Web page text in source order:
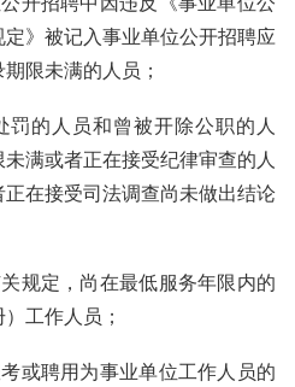
》被记入事业单位公开招聘应
限未满的人员；
罚的人员和曾被开除公职的人
满或者正在接受纪律审查的人
在接受司法调查尚未做出结论
规定，尚在最低服务年限内的
工作人员；
或聘用为事业单位工作人员的